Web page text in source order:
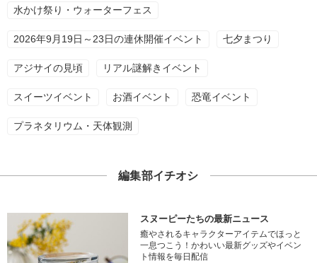
水かけ祭り・ウォーターフェス
2026年9月19日～23日の連休開催イベント 七夕まつり
アジサイの見頃 リアル謎解きイベント
スイーツイベント お酒イベント 恐竜イベント
プラネタリウム・天体観測
編集部イチオシ
スヌーピーたちの最新ニュース
癒やされるキャラクターアイテムでほっと
一息つこう！かわいい最新グッズやイベン
ト情報を毎日配信